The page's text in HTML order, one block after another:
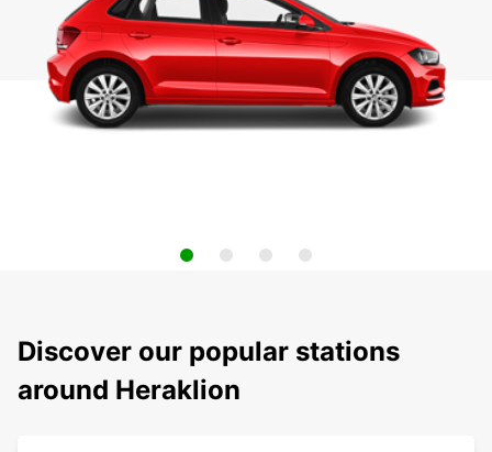
Discover our popular stations
around Heraklion